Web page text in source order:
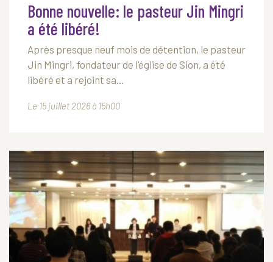
Bonne nouvelle: le pasteur Jin Mingri
a été libéré!
Après presque neuf mois de détention, le pasteur
Jin Mingri, fondateur de l’église de Sion, a été
libéré et a rejoint sa...
Le 15 juillet 2026 à 15h00